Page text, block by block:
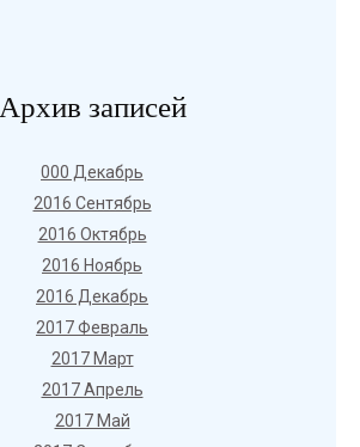
Архив записей
000 Декабрь
2016 Сентябрь
2016 Октябрь
2016 Ноябрь
2016 Декабрь
2017 Февраль
2017 Март
2017 Апрель
2017 Май